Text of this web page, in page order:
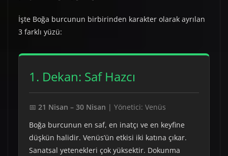
İşte Boğa burcunun birbirinden karakter olarak ayrılan
3 farklı yüzü:
1. Dekan: Saf Hazcı
📅 21 Nisan – 30 Nisan | Yönetici: Venüs
Boğa burcunun en saf, en inatçı ve en keyfine
düşkün halidir. Venüs’ün etkisi iki katına çıkar.
Sanatsal yetenekleri çok yüksektir. Dokunma